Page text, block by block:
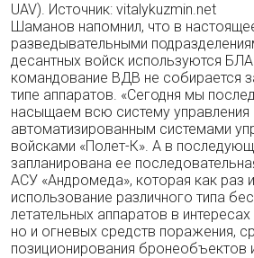
UAV). Источник: vitalykuzmin.net
Шаманов напомнил, что в
разведывательными
десантных войск используются
командование ВДВ не собирается
типе аппаратов. «Сегодня мы
насыщаем всю систему управления
автоматизированным системами
войсками «Полет-К». А в
запланирована ее
АСУ «Андромеда», которая как раз
использование различного типа
летательных аппаратов в
но и огневых средств поражения,
позиционирования бронеобъектов